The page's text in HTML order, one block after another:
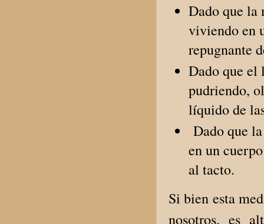
Dado que la
viviendo en
repugnante
Dado que el
pudriendo,
líquido de
Dado que
en un
al tacto.
Si bien esta
nosotros, es